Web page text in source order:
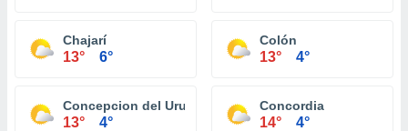
Chajarí
13° 6°
Colón
13° 4°
Concepcion del Uruguay
13° 4°
Concordia
14° 4°